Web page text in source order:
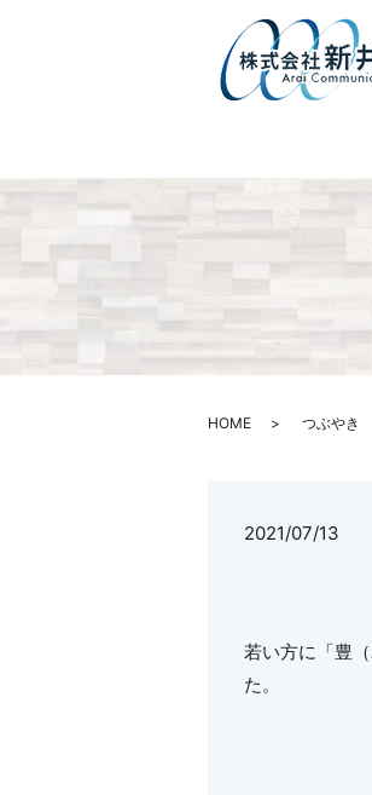
HOME つぶやき
2021/07/13
若い方に「豊
た。